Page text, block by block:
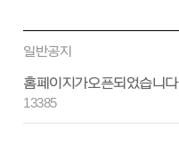
일반공지
홈페이지가 오픈되었습니다
13385